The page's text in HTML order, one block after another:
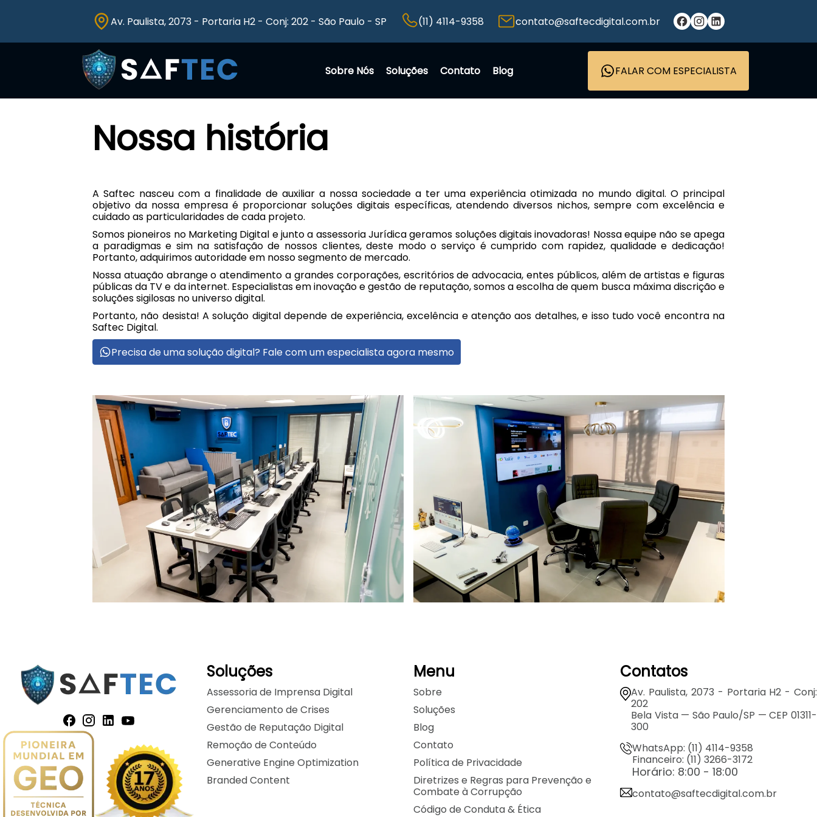
Av. Paulista, 2073 - Portaria H2 - Conj: 202 - São Paulo - SP (11) 4114-9358 contato@saftecdigital.com.br
Sobre Nós Soluções Contato Blog FALAR COM ESPECIALISTA
Nossa história
A Saftec nasceu com a finalidade de auxiliar a nossa sociedade a ter uma experiência otimizada no mundo digital. O principal
objetivo da nossa empresa é proporcionar soluções digitais específicas, atendendo diversos nichos, sempre com excelência e
cuidado as particularidades de cada projeto.
Somos pioneiros no Marketing Digital e junto a assessoria Jurídica geramos soluções digitais inovadoras! Nossa equipe não se apega
a paradigmas e sim na satisfação de nossos clientes, deste modo o serviço é cumprido com rapidez, qualidade e dedicação!
Portanto, adquirimos autoridade em nosso segmento de mercado.
Nossa atuação abrange o atendimento a grandes corporações, escritórios de advocacia, entes públicos, além de artistas e figuras
públicas da TV e da internet. Especialistas em inovação e gestão de reputação, somos a escolha de quem busca máxima discrição e
soluções sigilosas no universo digital.
Portanto, não desista! A solução digital depende de experiência, excelência e atenção aos detalhes, e isso tudo você encontra na
Saftec Digital.
Precisa de uma solução digital? Fale com um especialista agora mesmo
Soluções
Assessoria de Imprensa Digital
Gerenciamento de Crises
Gestão de Reputação Digital
Remoção de Conteúdo
Generative Engine Optimization
Branded Content
Menu
Sobre
Soluções
Blog
Contato
Política de Privacidade
Diretrizes e Regras para Prevenção e
Combate à Corrupção
Código de Conduta & Ética
Contatos
Av. Paulista, 2073 - Portaria H2 - Conj:
202
Bela Vista — São Paulo/SP — CEP 01311-
300
WhatsApp: (11) 4114-9358
Financeiro: (11) 3266-3172
Horário: 8:00 - 18:00
contato@saftecdigital.com.br